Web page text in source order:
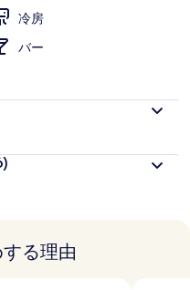
冷房
バー
る理由